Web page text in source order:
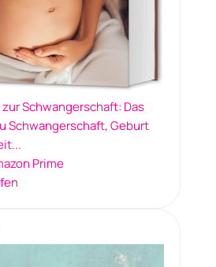
Schwangerschaft: Das
Schwangerschaft, Geburt